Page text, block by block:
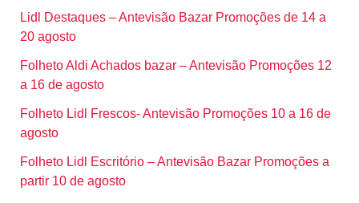
Lidl Destaques – Antevisão Bazar Promoções de 14 a
20 agosto
Folheto Aldi Achados bazar – Antevisão Promoções 12
a 16 de agosto
Folheto Lidl Frescos- Antevisão Promoções 10 a 16 de
agosto
Folheto Lidl Escritório – Antevisão Bazar Promoções a
partir 10 de agosto